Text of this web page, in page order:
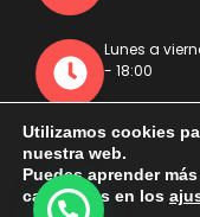
Lunes a
- 18:00
Inicio Quiénes
Utilizamos cookies
nuestra web.
Puedes aprender
cambiarlas en los